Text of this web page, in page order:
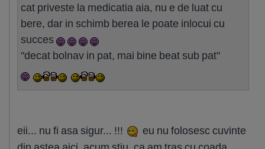
cat priveste la medicatia aia, nu e de luat cu
bere, dar in schimb berea le poate inlocui cu
succes
"decat bolnav in pat, mai bine beat sub pat"
eii... nu fi asa sigur... !!!
eu nu folosesc cuvinte